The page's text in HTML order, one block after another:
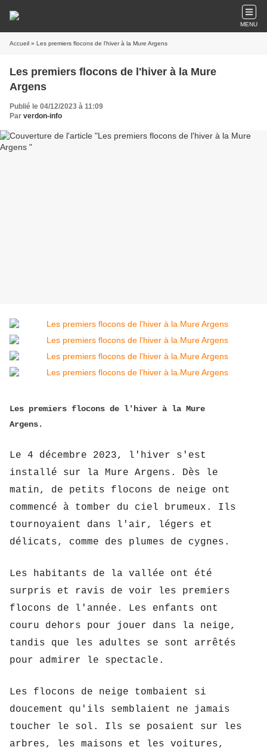
MENU
Accueil » Les premiers flocons de l'hiver à la Mure Argens
Les premiers flocons de l'hiver à la Mure
Argens
Publié le 04/12/2023 à 11:09
Par verdon-info
Les premiers flocons de l'hiver à la Mure
Argens.
Le 4 décembre 2023, l'hiver s'est
installé sur la Mure Argens. Dès le
matin, de petits flocons de neige ont
commencé à tomber du ciel brumeux. Ils
tournoyaient dans l'air, légers et
délicats, comme des plumes de cygnes.
Les habitants de la vallée ont été
surpris et ravis de voir les premiers
flocons de l'année. Les enfants ont
couru dehors pour jouer dans la neige,
tandis que les adultes se sont arrêtés
pour admirer le spectacle.
Les flocons de neige tombaient si
doucement qu'ils semblaient ne jamais
toucher le sol. Ils se posaient sur les
arbres, les maisons et les voitures,